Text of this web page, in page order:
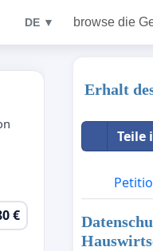
DE ▼ browse die
Erhalt
Teile
€